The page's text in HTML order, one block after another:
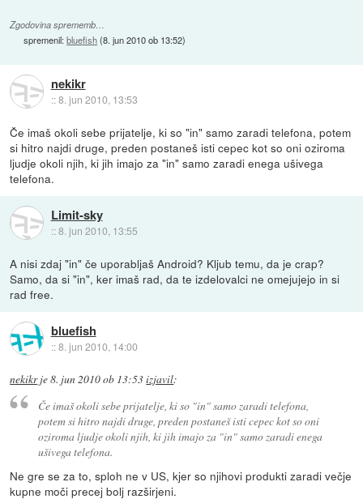
Zgodovina sprememb…
spremenil:bluefish(8. jun 2010 ob 13:52)
nekikr
::8. jun 2010, 13:53
Če imaš okoli sebe prijatelje, ki so "in" samo zaradi telefona, potem
si hitro najdi druge, preden postaneš isti cepec kot so oni oziroma
ljudje okoli njih, ki jih imajo za "in" samo zaradi enega ušivega
telefona.
Limit-sky
::8. jun 2010, 13:55
A nisi zdaj "in" če uporabljaš Android? Kljub temu, da je crap?
Samo, da si "in", ker imaš rad, da te izdelovalci ne omejujejo in si
rad free.
bluefish
::8. jun 2010, 14:00
nekikrje8. jun 2010 ob 13:53izjavil:
Če imaš okoli sebe prijatelje, ki so "in" samo zaradi telefona,
potem si hitro najdi druge, preden postaneš isti cepec kot so oni
oziroma ljudje okoli njih, ki jih imajo za "in" samo zaradi enega
ušivega telefona.
Ne gre se za to, sploh ne v US, kjer so njihovi produkti zaradi večje
kupne moči precej bolj razširjeni.